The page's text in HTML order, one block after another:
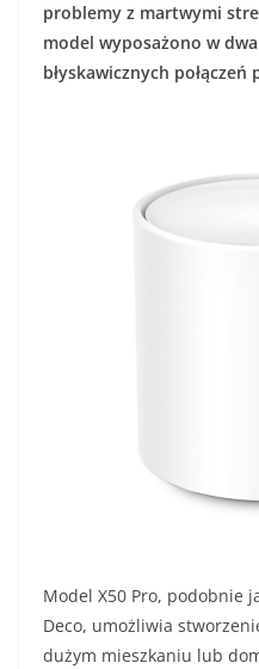
problemy z martwymi
model wyposażono w
błyskawicznych połączeń
Model X50 Pro, podobnie
Deco, umożliwia
dużym mieszkaniu lub